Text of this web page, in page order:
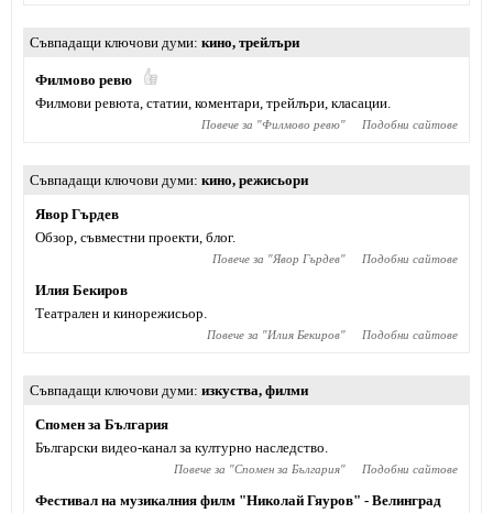
Съвпадащи ключови думи кино, трейлъри
Филмово ревю
Филмови ревюта, статии, коментари, трейлъри, класации.
Повече за "Филмово ревю" Подобни сайтове
Съвпадащи ключови думи кино, режисьори
Явор Гърдев
Обзор, съвместни проекти, блог.
Повече за "Явор Гърдев" Подобни сайтове
Илия Бекиров
Театрален и кинорежисьор.
Повече за "Илия Бекиров" Подобни сайтове
Съвпадащи ключови думи изкуства, филми
Спомен за България
Български видео-канал за културно наследство.
Повече за "Спомен за България" Подобни сайтове
Фестивал на музикалния филм "Николай Гяуров" - Велинград